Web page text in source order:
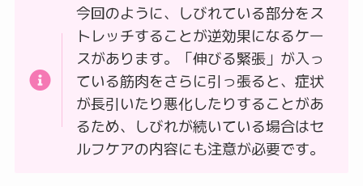
今回のように、しびれている部分をス
トレッチすることが逆効果になるケー
スがあります。「伸びる緊張」が入っ
ている筋肉をさらに引っ張ると、症状
が長引いたり悪化したりすることがあ
るため、しびれが続いている場合はセ
ルフケアの内容にも注意が必要です。